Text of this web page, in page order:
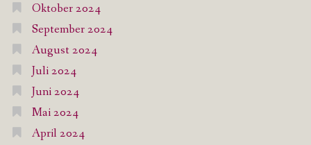
Oktober 2024
September 2024
August 2024
Juli 2024
Juni 2024
Mai 2024
April 2024